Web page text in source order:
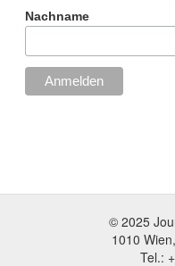
Nachname
© 2025
1010
Tel.: